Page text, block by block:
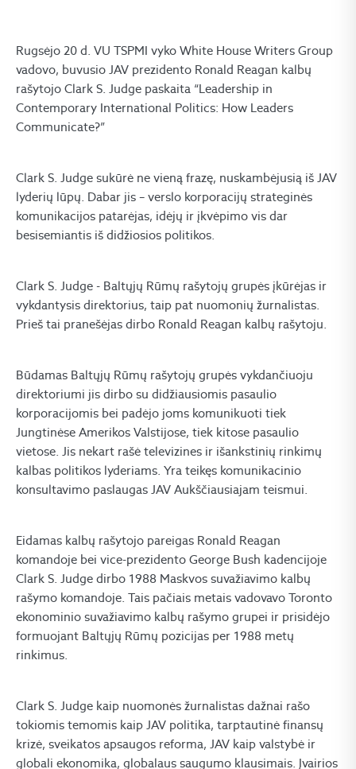
Rugsėjo 20 d. VU TSPMI vyko White House Writers Group
vadovo, buvusio JAV prezidento Ronald Reagan kalbų
rašytojo Clark S. Judge paskaita “Leadership in
Contemporary International Politics: How Leaders
Communicate?”
Clark S. Judge sukūrė ne vieną frazę, nuskambėjusią iš JAV
lyderių lūpų. Dabar jis – verslo korporacijų strateginės
komunikacijos patarėjas, idėjų ir įkvėpimo vis dar
besisemiantis iš didžiosios politikos.
Clark S. Judge - Baltųjų Rūmų rašytojų grupės įkūrėjas ir
vykdantysis direktorius, taip pat nuomonių žurnalistas.
Prieš tai pranešėjas dirbo Ronald Reagan kalbų rašytoju.
Būdamas Baltųjų Rūmų rašytojų grupės vykdančiuoju
direktoriumi jis dirbo su didžiausiomis pasaulio
korporacijomis bei padėjo joms komunikuoti tiek
Jungtinėse Amerikos Valstijose, tiek kitose pasaulio
vietose. Jis nekart rašė televizines ir išankstinių rinkimų
kalbas politikos lyderiams. Yra teikęs komunikacinio
konsultavimo paslaugas JAV Aukščiausiajam teismui.
Eidamas kalbų rašytojo pareigas Ronald Reagan
komandoje bei vice-prezidento George Bush kadencijoje
Clark S. Judge dirbo 1988 Maskvos suvažiavimo kalbų
rašymo komandoje. Tais pačiais metais vadovavo Toronto
ekonominio suvažiavimo kalbų rašymo grupei ir prisidėjo
formuojant Baltųjų Rūmų pozicijas per 1988 metų
rinkimus.
Clark S. Judge kaip nuomonės žurnalistas dažnai rašo
tokiomis temomis kaip JAV politika, tarptautinė finansų
krizė, sveikatos apsaugos reforma, JAV kaip valstybė ir
globali ekonomika, globalaus saugumo klausimais. Įvairios